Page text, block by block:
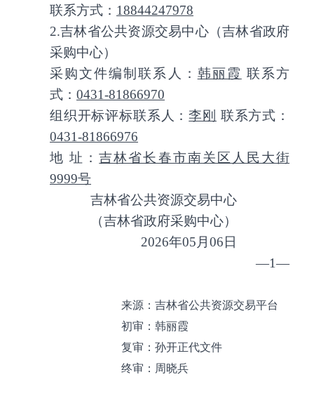
联系方式： 18844247978
2.吉林省公共资源交易中心（吉林省政府
采购中心）
采购文件编制联系人： 韩丽霞 联系方
式： 0431-81866970
组织开标评标联系人：李刚 联系方式：
0431-81866976
地 址：吉林省长春市南关区人民大街
9999号
吉林省公共资源交易中心
（吉林省政府采购中心）
2026年05月06日
—1—
来源： 吉林省公共资源交易平台
初审：韩丽霞
复审：孙开正代文件
终审：周晓兵